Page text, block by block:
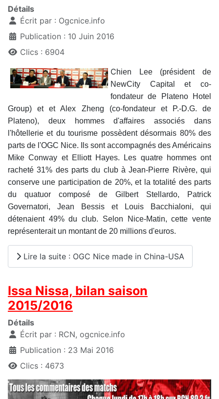
Détails
Écrit par : Ogcnice.info
Publication : 10 Juin 2016
Clics : 6904
Chien Lee (président de
NewCity Capital et co-
fondateur de Plateno Hotel
Group) et et Alex Zheng (co-fondateur et P.-D.G. de
Plateno), deux hommes d'affaires associés dans
l'hôtellerie et du tourisme possèdent désormais 80% des
parts de l'OGC Nice. Ils sont accompagnés des Américains
Mike Conway et Elliott Hayes. Les quatre hommes ont
racheté 31% des parts du club à Jean-Pierre Rivère, qui
conserve une participation de 20%, et la totalité des parts
du quatuor composé de Gilbert Stellardo, Patrick
Governatori, Jean Bessis et Louis Bacchialoni, qui
détenaient 49% du club. Selon Nice-Matin, cette vente
représenterait un montant de 20 millions d'euros.
Lire la suite : OGC Nice made in China-USA
Issa Nissa, bilan saison
2015/2016
Détails
Écrit par : RCN, ogcnice.info
Publication : 23 Mai 2016
Clics : 4673